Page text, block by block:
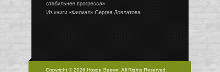
стабильнее прогресса»
Из книги «Филиал» Сергея Довлатова
Copyright © 2026 Новое Время, All Rights Reserved.